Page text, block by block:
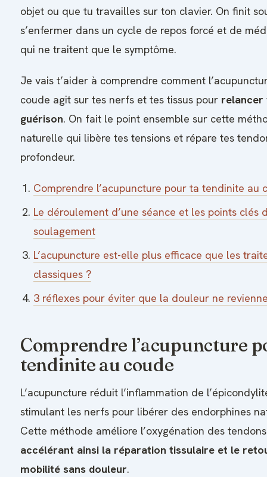
objet ou que tu travailles sur ton clavier. On finit
s’enfermer dans un cycle de repos forcé et de
qui ne traitent que le symptôme.
Je vais t’aider à comprendre comment
coude agit sur tes nerfs et tes tissus pour relancer
guérison. On fait le point ensemble sur cette
naturelle qui libère tes tensions et répare tes
profondeur.
Comprendre l’acupuncture pour ta tendinite au
Le déroulement d’une séance et les points clés
soulagement
L’acupuncture est-elle plus efficace que les
classiques ?
3 réflexes pour éviter que la douleur ne
Comprendre l’acupuncture
tendinite au coude
L’acupuncture réduit l’inflammation de
stimulant les nerfs pour libérer des endorphines
Cette méthode améliore l’oxygénation des
accélérant ainsi la réparation tissulaire et le
mobilité sans douleur.